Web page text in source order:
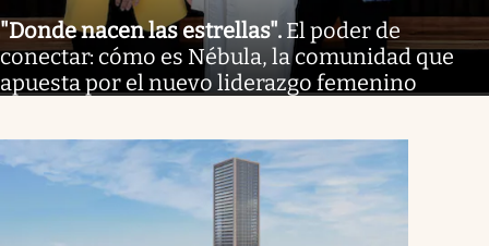
"Donde nacen las estrellas". El poder de
conectar: cómo es Nébula, la comunidad que
apuesta por el nuevo liderazgo femenino